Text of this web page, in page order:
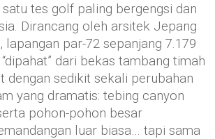
tes golf paling bergengsi dan
Dirancang oleh arsitek Jepang
lapangan par-72 sepanjang 7.179
dari bekas tambang timah
dengan sedikit sekali perubahan
yang dramatis: tebing canyon
pohon-pohon besar
luar biasa… tapi sama